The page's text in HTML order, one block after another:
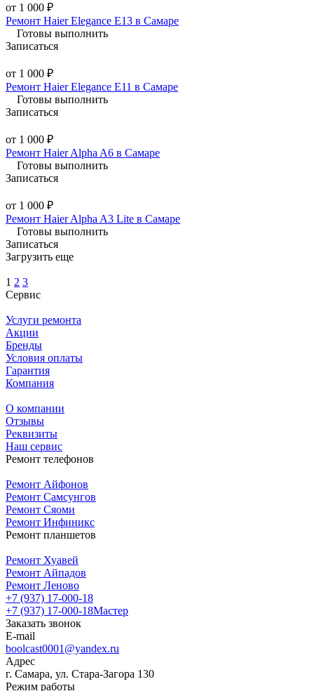
от 1 000 ₽
Ремонт Haier Elegance E13 в Самаре
Готовы выполнить
Записаться
от 1 000 ₽
Ремонт Haier Elegance E11 в Самаре
Готовы выполнить
Записаться
от 1 000 ₽
Ремонт Haier Alpha A6 в Самаре
Готовы выполнить
Записаться
от 1 000 ₽
Ремонт Haier Alpha A3 Lite в Самаре
Готовы выполнить
Записаться
Загрузить еще
1 2 3
Сервис
Услуги ремонта
Акции
Бренды
Условия оплаты
Гарантия
Компания
О компании
Отзывы
Реквизиты
Наш сервис
Ремонт телефонов
Ремонт Айфонов
Ремонт Самсунгов
Ремонт Сяоми
Ремонт Инфиникс
Ремонт планшетов
Ремонт Хуавей
Ремонт Айпадов
Ремонт Леново
+7 (937) 17-000-18
+7 (937) 17-000-18Мастер
Заказать звонок
E-mail
boolcast0001@yandex.ru
Адрес
г. Самара, ул. Стара-Загора 130
Режим работы